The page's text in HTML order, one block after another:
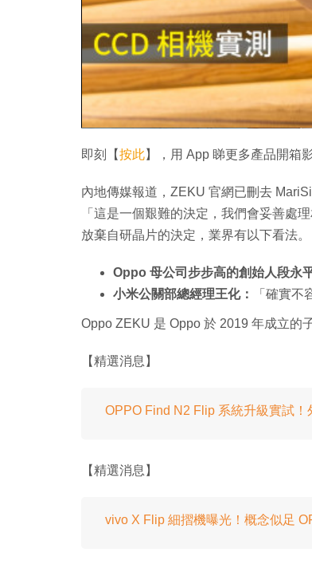
即刻【按此】，用 App 睇更多產品開箱
內地傳媒報道，ZEKU 官網已刪去
「這是一個艱難的決定，我們會妥善處
放棄自研晶片的決定，業界有以下看法。
Oppo 母公司步步高的創始人段永
小米公關部總經理王化：
「確實不
Oppo ZEKU 是 Oppo 於 2019 年成立的
【精選消息】
OPPO Find N2 Flip 系統升級實試
【精選消息】
vivo X Flip 細摺機曝光！概念似足